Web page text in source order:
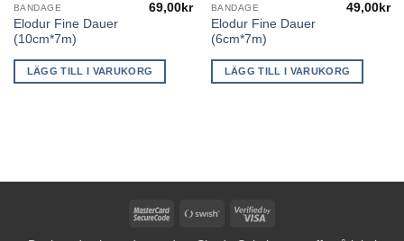
BANDAGE
Elodur Fine Dauer
(10cm*7m)
69,00 kr
LÄGG TILL I VARUKORG
BANDAGE
Elodur Fine Dauer
(6cm*7m)
49,00 kr
LÄGG TILL I VARUKORG
MasterCardSwish
Visa